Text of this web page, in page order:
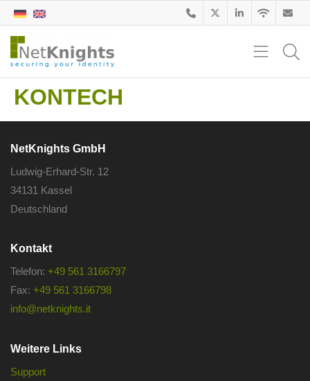
KONTECH
NetKnights GmbH
Ludwig-Erhard-Str. 12
34131 Kassel
Deutschland
Kontakt
Telefon: +49 561 3166797
Fax: +49 561 3166798
info@netknights.it
Weitere Links
Support